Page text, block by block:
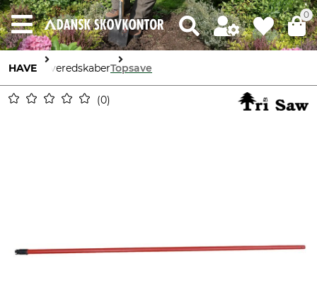
0
HAVE HaveredskaberTopsave
0